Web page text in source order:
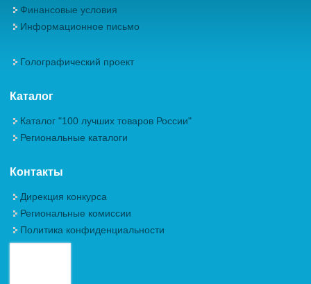
Финансовые условия
Информационное письмо
Голографический проект
Каталог
Каталог "100 лучших товаров России"
Региональные каталоги
Контакты
Дирекция конкурса
Региональные комиссии
Политика конфиденциальности